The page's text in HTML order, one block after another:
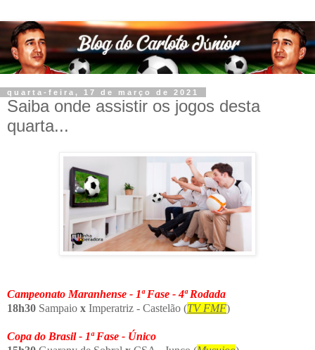
quarta-feira, 17 de março de 2021
Saiba onde assistir os jogos desta
quarta...
Campeonato Maranhense - 1ª Fase - 4ª Rodada
18h30 Sampaio x Imperatriz - Castelão (TV FMF)
Copa do Brasil - 1ª Fase - Único